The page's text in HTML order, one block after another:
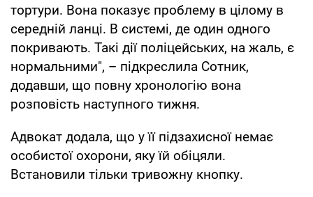
тортури. Вона показує проблему в цілому в
середній ланці. В системі, де один одного
покривають. Такі дії поліцейських, на жаль, є
нормальними", – підкреслила Сотник,
додавши, що повну хронологію вона
розповість наступного тижня.
Адвокат додала, що у її підзахисної немає
особистої охорони, яку їй обіцяли.
Встановили тільки тривожну кнопку.